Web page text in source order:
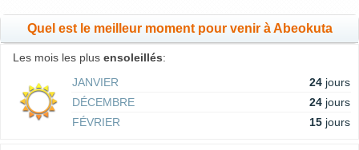
Quel est le meilleur moment pour venir à Abeokuta
Les mois les plus ensoleillés:
JANVIER
24 jours
DÉCEMBRE
24 jours
FÉVRIER
15 jours